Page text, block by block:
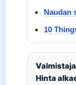
Naudan
10
Hinta